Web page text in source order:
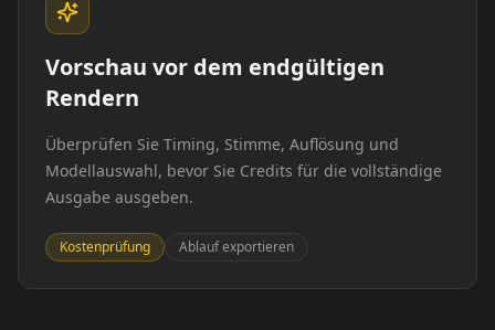
Lawyer 07
Lawyer 09
Coach 01 Coach 02
Coach 03
Coach 05
Vorschau vor dem endgültigen
Rendern
Überprüfen Sie Timing, Stimme, Auflösung und
Modellauswahl, bevor Sie Credits für die vollständige
Ausgabe ausgeben.
Kostenprüfung Ablauf exportieren